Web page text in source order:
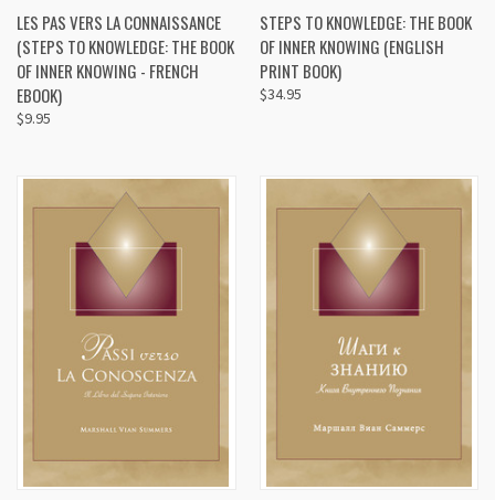
LES PAS VERS LA CONNAISSANCE
(STEPS TO KNOWLEDGE: THE BOOK
OF INNER KNOWING - FRENCH
EBOOK)
$9.95
STEPS TO KNOWLEDGE: THE BOOK
OF INNER KNOWING (ENGLISH
PRINT BOOK)
$34.95